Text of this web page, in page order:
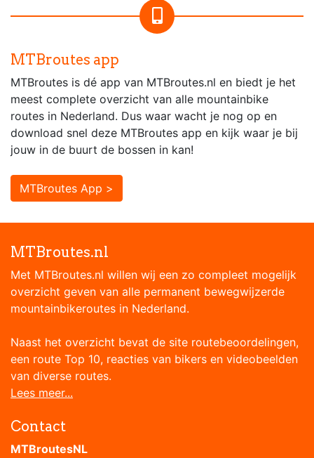
MTBroutes app
MTBroutes is dé app van MTBroutes.nl en biedt je het
meest complete overzicht van alle mountainbike
routes in Nederland. Dus waar wacht je nog op en
download snel deze MTBroutes app en kijk waar je bij
jouw in de buurt de bossen in kan!
MTBroutes App >
MTBroutes.nl
Met MTBroutes.nl willen wij een zo compleet mogelijk
overzicht geven van alle permanent bewegwijzerde
mountainbikeroutes in Nederland.
Naast het overzicht bevat de site routebeoordelingen,
een route Top 10, reacties van bikers en videobeelden
van diverse routes.
Lees meer...
Contact
MTBroutesNL